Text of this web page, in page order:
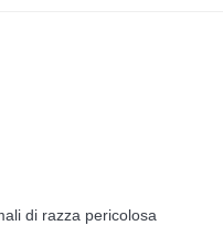
di razza pericolosa